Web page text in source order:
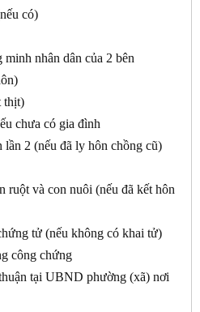
có)
nhân dân của 2 bên
thịt)
chưa có gia đình
2 (nếu đã ly hôn chồng cũ)
ruột và con nuôi (nếu đã kết hôn
tử (nếu không có khai tử)
công chứng
tại UBND phường (xã) nơi